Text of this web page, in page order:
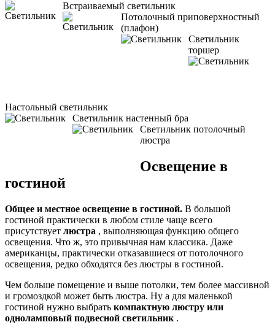
Встраиваемый светильник
Потолочный приповерхностный
(плафон)
Светильник
торшер
Настольный светильник
Светильник настенный бра
Светильник потолочный
люстра
Освещение в
гостиной
Общее и местное освещение в гостиной. В большой
гостиной практически в любом стиле чаще всего
присутствует люстра , выполняющая функцию общего
освещения. Что ж, это привычная нам классика. Даже
американцы, практически отказавшиеся от потолочного
освещения, редко обходятся без люстры в гостиной.
Чем больше помещение и выше потолки, тем более массивной
и громоздкой может быть люстра. Ну а для маленькой
гостиной нужно выбрать компактную люстру или
одноламповый подвесной светильник .